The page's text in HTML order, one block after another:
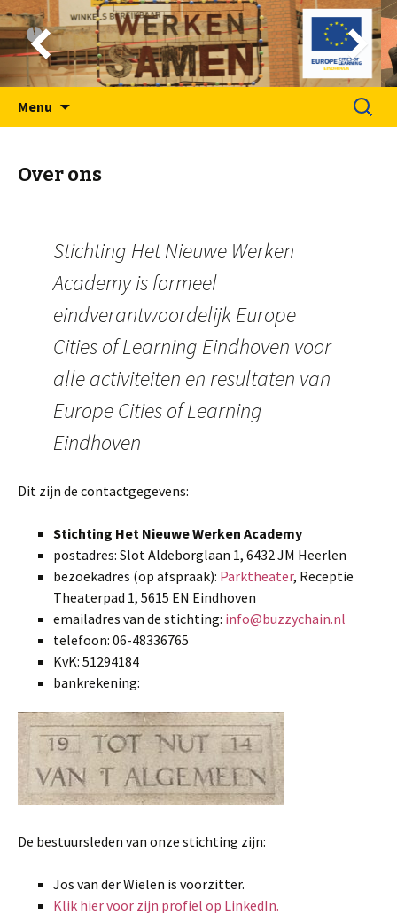
Menu
Zoeken
naar:
Over ons
Stichting Het Nieuwe Werken
Academy is formeel
eindverantwoordelijk Europe
Cities of Learning Eindhoven voor
alle activiteiten en resultaten van
Europe Cities of Learning
Eindhoven
Dit zijn de contactgegevens:
Stichting Het Nieuwe Werken Academy
postadres: Slot Aldeborglaan 1, 6432 JM Heerlen
bezoekadres (op afspraak): Parktheater, Receptie
Theaterpad 1, 5615 EN Eindhoven
emailadres van de stichting: info@buzzychain.nl
telefoon: 06-48336765
KvK: 51294184
bankrekening:
De bestuursleden van onze stichting zijn:
Jos van der Wielen is voorzitter.
Klik hier voor zijn profiel op LinkedIn.